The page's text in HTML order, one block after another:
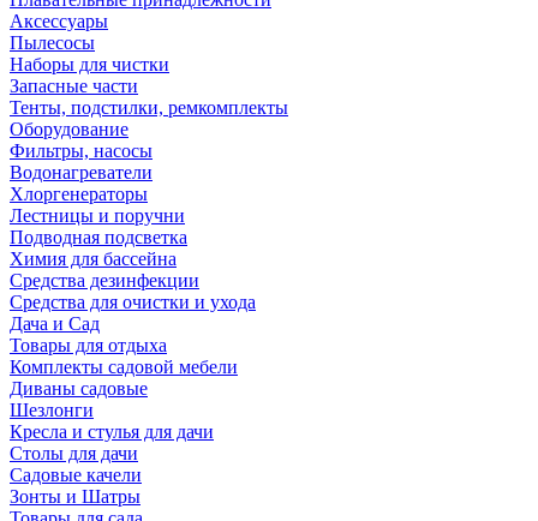
Аксессуары
Пылесосы
Наборы для чистки
Запасные части
Тенты, подстилки, ремкомплекты
Оборудование
Фильтры, насосы
Водонагреватели
Хлоргенераторы
Лестницы и поручни
Подводная подсветка
Химия для бассейна
Средства дезинфекции
Средства для очистки и ухода
Дача и Сад
Товары для отдыха
Комплекты садовой мебели
Диваны садовые
Шезлонги
Кресла и стулья для дачи
Столы для дачи
Садовые качели
Зонты и Шатры